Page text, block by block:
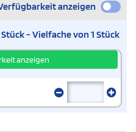
anzeigen
Stück - Vielfache von 1 Stück
anzeigen